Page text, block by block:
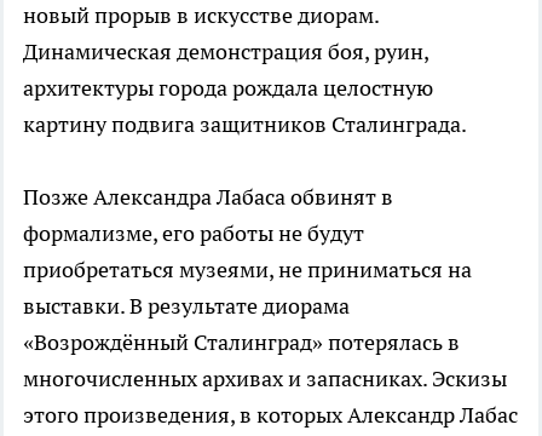
новый прорыв в искусстве диорам.
Динамическая демонстрация боя, руин,
архитектуры города рождала целостную
картину подвига защитников Сталинграда.
Позже Александра Лабаса обвинят в
формализме, его работы не будут
приобретаться музеями, не приниматься на
выставки. В результате диорама
«Возрождённый Сталинград» потерялась в
многочисленных архивах и запасниках. Эскизы
этого произведения, в которых Александр Лабас